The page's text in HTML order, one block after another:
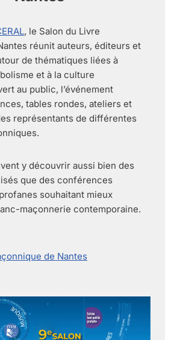
, le Salon du Livre
réunit auteurs, éditeurs et
de thématiques liées à
et à la culture
au public, l’événement
tables rondes, ateliers et
représentants de différentes
y découvrir aussi bien des
que des conférences
souhaitant mieux
maçonnerie contemporaine.
de Nantes